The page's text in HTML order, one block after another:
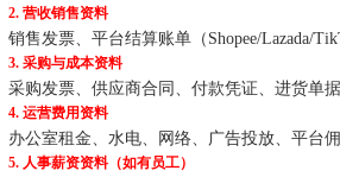
2. 营收销售资料
销售发票、平台结算账单（Shopee/Lazada/
3. 采购与成本资料
采购发票、供应商合同、付款凭证、进货单
4. 运营费用资料
办公室租金、水电、网络、广告投放、平台
5. 人事薪资资料（如有员工）